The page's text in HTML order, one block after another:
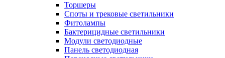
Торшеры
Споты и трековые светильники
Фитолампы
Бактерицидные светильники
Модули светодиодные
Панель светодиодная